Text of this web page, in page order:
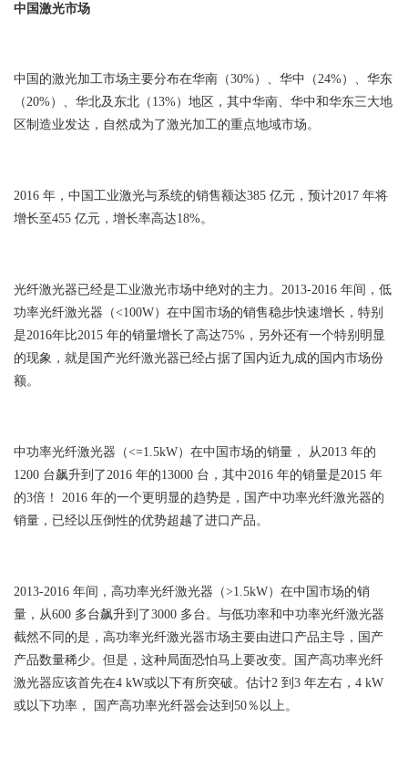
中国激光市场
中国的激光加工市场主要分布在华南（30%）、华中（24%）、华东
（20%）、华北及东北（13%）地区，其中华南、华中和华东三大地
区制造业发达，自然成为了激光加工的重点地域市场。
2016 年，中国工业激光与系统的销售额达385 亿元，预计2017 年将
增长至455 亿元，增长率高达18%。
光纤激光器已经是工业激光市场中绝对的主力。2013-2016 年间，低
功率光纤激光器（<100W）在中国市场的销售稳步快速增长，特别
是2016年比2015 年的销量增长了高达75%，另外还有一个特别明显
的现象，就是国产光纤激光器已经占据了国内近九成的国内市场份
额。
中功率光纤激光器（<=1.5kW）在中国市场的销量， 从2013 年的
1200 台飙升到了2016 年的13000 台，其中2016 年的销量是2015 年
的3倍！ 2016 年的一个更明显的趋势是，国产中功率光纤激光器的
销量，已经以压倒性的优势超越了进口产品。
2013-2016 年间，高功率光纤激光器（>1.5kW）在中国市场的销
量，从600 多台飙升到了3000 多台。与低功率和中功率光纤激光器
截然不同的是，高功率光纤激光器市场主要由进口产品主导，国产
产品数量稀少。但是，这种局面恐怕马上要改变。国产高功率光纤
激光器应该首先在4 kW或以下有所突破。估计2 到3 年左右，4 kW
或以下功率， 国产高功率光纤器会达到50％以上。